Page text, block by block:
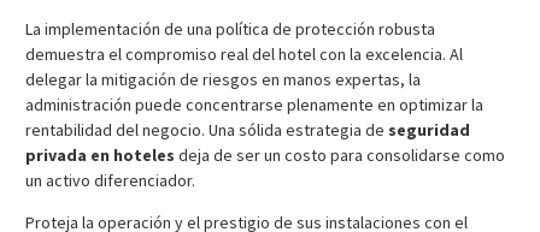
La implementación de una política de protección robusta
demuestra el compromiso real del hotel con la excelencia. Al
delegar la mitigación de riesgos en manos expertas, la
administración puede concentrarse plenamente en optimizar la
rentabilidad del negocio. Una sólida estrategia de seguridad
privada en hoteles deja de ser un costo para consolidarse como
un activo diferenciador.
Proteja la operación y el prestigio de sus instalaciones con el